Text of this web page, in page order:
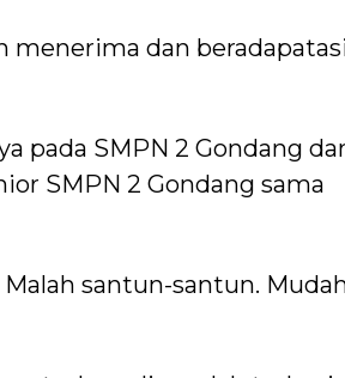
menerima dan
pada SMPN 2 Gondang
SMPN 2 Gondang sama
Malah santun-santun.